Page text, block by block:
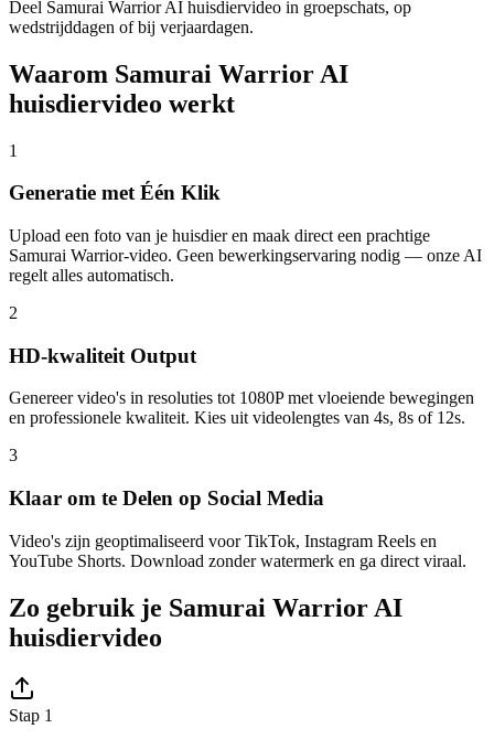
Deel Samurai Warrior AI huisdiervideo in groepschats, op
wedstrijddagen of bij verjaardagen.
Waarom Samurai Warrior AI
huisdiervideo werkt
1
Generatie met Één Klik
Upload een foto van je huisdier en maak direct een prachtige
Samurai Warrior-video. Geen bewerkingservaring nodig — onze AI
regelt alles automatisch.
2
HD-kwaliteit Output
Genereer video's in resoluties tot 1080P met vloeiende bewegingen
en professionele kwaliteit. Kies uit videolengtes van 4s, 8s of 12s.
3
Klaar om te Delen op Social Media
Video's zijn geoptimaliseerd voor TikTok, Instagram Reels en
YouTube Shorts. Download zonder watermerk en ga direct viraal.
Zo gebruik je Samurai Warrior AI
huisdiervideo
Stap 1